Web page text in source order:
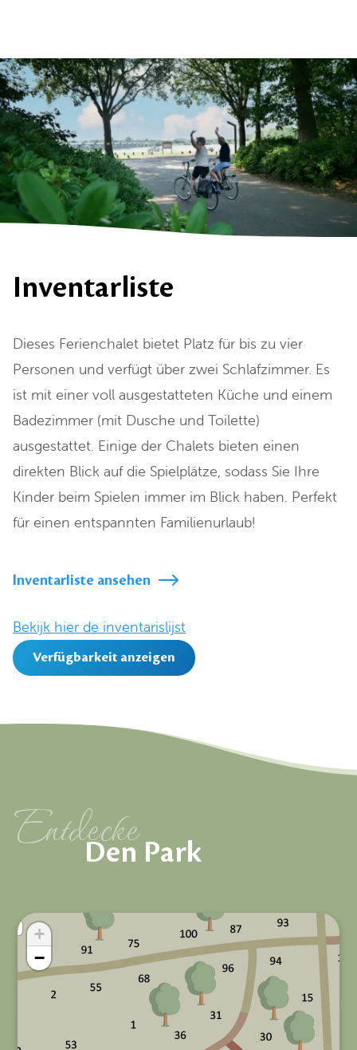
Inventarliste
Dieses Ferienchalet bietet Platz für bis zu vier
Personen und verfügt über zwei Schlafzimmer. Es
ist mit einer voll ausgestatteten Küche und einem
Badezimmer (mit Dusche und Toilette)
ausgestattet. Einige der Chalets bieten einen
direkten Blick auf die Spielplätze, sodass Sie Ihre
Kinder beim Spielen immer im Blick haben. Perfekt
für einen entspannten Familienurlaub!
Inventarliste ansehen
Bekijk hier de inventarislijst
Verfügbarkeit anzeigen
EntdeckeDen Park
+
−